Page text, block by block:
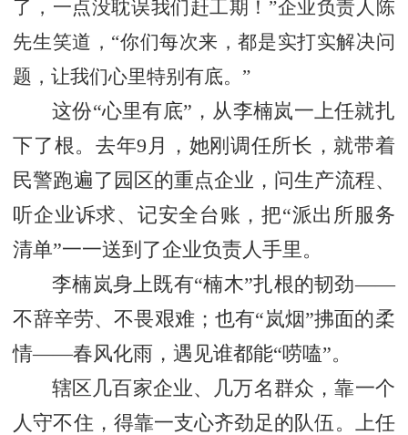
了，一点没耽误我们赶工期！”企业负责人陈
先生笑道，“你们每次来，都是实打实解决问
题，让我们心里特别有底。”
这份“心里有底”，从李楠岚一上任就扎
下了根。去年9月，她刚调任所长，就带着
民警跑遍了园区的重点企业，问生产流程、
听企业诉求、记安全台账，把“派出所服务
清单”一一送到了企业负责人手里。
李楠岚身上既有“楠木”扎根的韧劲——
不辞辛劳、不畏艰难；也有“岚烟”拂面的柔
情——春风化雨，遇见谁都能“唠嗑”。
辖区几百家企业、几万名群众，靠一个
人守不住，得靠一支心齐劲足的队伍。上任